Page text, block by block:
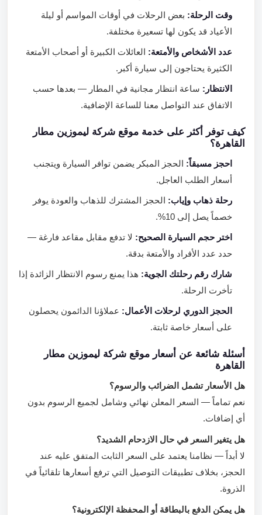
وقت الرحلة:بعض الرحلات في أوقات المواسم أو ليلة
الأعياد قد يكون لها تسعيرة مختلفة.
عدد الأشخاص والأمتعة:العائلات الكبيرة أو أصحاب الأمتعة
الكثيرة يحتاجون إلى سيارة أكبر.
الانتظار:ساعة انتظار مجانية في المطار — بعدها حسب
الاتفاق عند التواصل معنا للساعة الإضافية.
كيف توفر أكثر على خدمة موقع شركة ليموزين مطار
القاهرة؟
احجز مسبقاً:الحجز المبكر يضمن توافر السيارة ويتجنب
أسعار الطلب العاجل.
رحلة ذهاب وإياب:الحجز المشترك للذهاب والعودة يوفر
خصماً يصل إلى 10%.
اختر حجم السيارة الصحيح:لا تدفع مقابل مقاعد فارغة —
حدد عدد الأفراد والأمتعة بدقة.
شارك رقم رحلتك الجوية:هذا يمنع رسوم الانتظار الزائدة إذا
تأخرت الرحلة.
الحجز الدوري لرحلات الأعمال:عملاؤنا الدائمون يحصلون
على أسعار خاصة ثابتة.
أسئلة شائعة عن أسعار موقع شركة ليموزين مطار
القاهرة
هل الأسعار تشمل الضرائب والرسوم؟
نعم تماماً — السعر المعلن نهائي وشامل لجميع الرسوم بدون
أي إضافات.
هل يتغير السعر في حال الازدحام الشديد؟
لا أبداً — نظامنا يعتمد على السعر الثابت المتفق عليه عند
الحجز، بخلاف تطبيقات التوصيل التي ترفع أسعارها تلقائياً في
الذروة.
هل يمكن الدفع بالبطاقة أو المحفظة الإلكترونية؟